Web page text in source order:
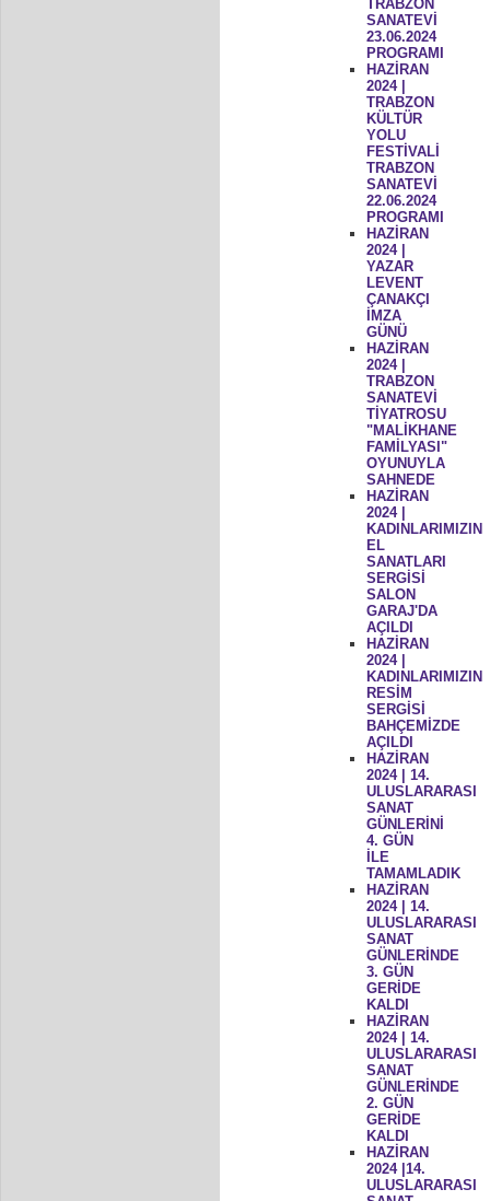
TRABZON
SANATEVİ
23.06.2024
PROGRAMI
HAZİRAN
2024 |
TRABZON
KÜLTÜR
YOLU
FESTİVALİ
TRABZON
SANATEVİ
22.06.2024
PROGRAMI
HAZİRAN
2024 |
YAZAR
LEVENT
ÇANAKÇI
İMZA
GÜNÜ
HAZİRAN
2024 |
TRABZON
SANATEVİ
TİYATROSU
"MALİKHANE
FAMİLYASI"
OYUNUYLA
SAHNEDE
HAZİRAN
2024 |
KADINLARIMIZIN
EL
SANATLARI
SERGİSİ
SALON
GARAJ'DA
AÇILDI
HAZİRAN
2024 |
KADINLARIMIZIN
RESİM
SERGİSİ
BAHÇEMİZDE
AÇILDI
HAZİRAN
2024 | 14.
ULUSLARARASI
SANAT
GÜNLERİNİ
4. GÜN
İLE
TAMAMLADIK
HAZİRAN
2024 | 14.
ULUSLARARASI
SANAT
GÜNLERİNDE
3. GÜN
GERİDE
KALDI
HAZİRAN
2024 | 14.
ULUSLARARASI
SANAT
GÜNLERİNDE
2. GÜN
GERİDE
KALDI
HAZİRAN
2024 |14.
ULUSLARARASI